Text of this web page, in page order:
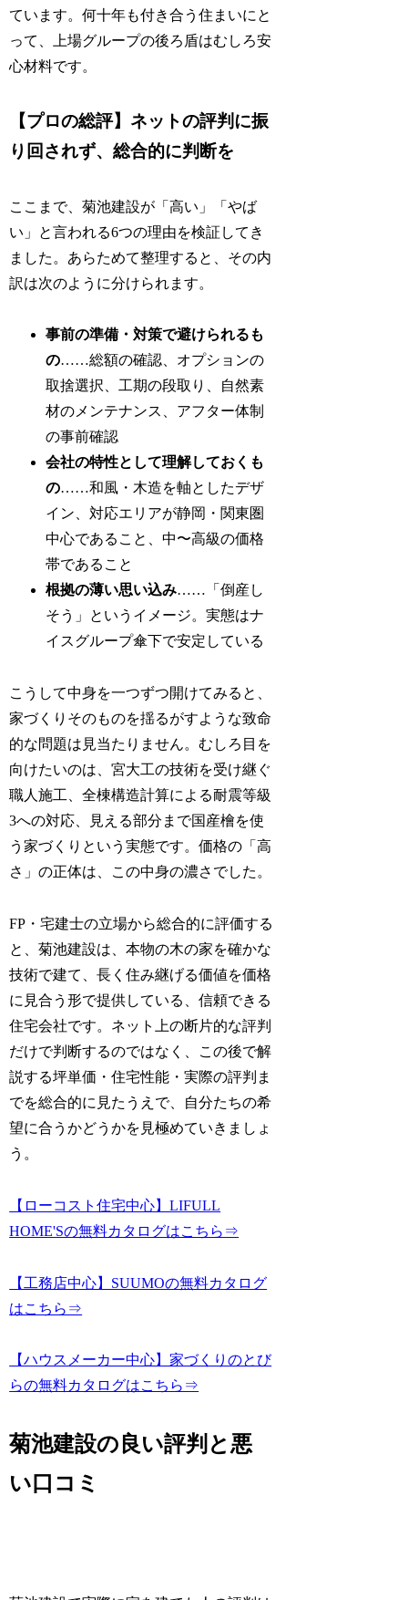
ています。何十年も付き合う住まいにと
って、上場グループの後ろ盾はむしろ安
心材料です。
【プロの総評】ネットの評判に振
り回されず、総合的に判断を
ここまで、菊池建設が「高い」「やば
い」と言われる6つの理由を検証してき
ました。あらためて整理すると、その内
訳は次のように分けられます。
事前の準備・対策で避けられるも
の……総額の確認、オプションの
取捨選択、工期の段取り、自然素
材のメンテナンス、アフター体制
の事前確認
会社の特性として理解しておくも
の……和風・木造を軸としたデザ
イン、対応エリアが静岡・関東圏
中心であること、中〜高級の価格
帯であること
根拠の薄い思い込み……「倒産し
そう」というイメージ。実態はナ
イスグループ傘下で安定している
こうして中身を一つずつ開けてみると、
家づくりそのものを揺るがすような致命
的な問題は見当たりません。むしろ目を
向けたいのは、宮大工の技術を受け継ぐ
職人施工、全棟構造計算による耐震等級
3への対応、見える部分まで国産檜を使
う家づくりという実態です。価格の「高
さ」の正体は、この中身の濃さでした。
FP・宅建士の立場から総合的に評価する
と、菊池建設は、本物の木の家を確かな
技術で建て、長く住み継げる価値を価格
に見合う形で提供している、信頼できる
住宅会社です。ネット上の断片的な評判
だけで判断するのではなく、この後で解
説する坪単価・住宅性能・実際の評判ま
でを総合的に見たうえで、自分たちの希
望に合うかどうかを見極めていきましょ
う。
【ローコスト住宅中心】LIFULL
HOME'Sの無料カタログはこちら⇒
【工務店中心】SUUMOの無料カタログ
はこちら⇒
【ハウスメーカー中心】家づくりのとび
らの無料カタログはこちら⇒
菊池建設の良い評判と悪
い口コミ